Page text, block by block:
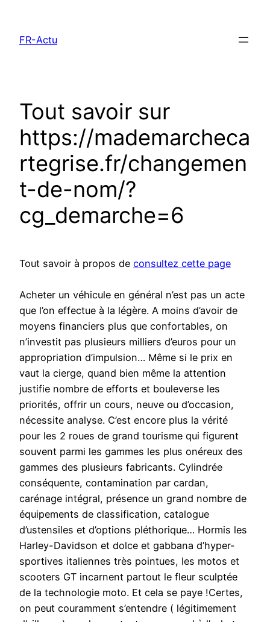
contenu
FR-Actu
Tout savoir sur
https://mademarcheca
rtegrise.fr/changemen
t-de-nom/?
cg_demarche=6
Tout savoir à propos de consultez cette page
Acheter un véhicule en général n’est pas un acte
que l’on effectue à la légère. A moins d’avoir de
moyens financiers plus que confortables, on
n’investit pas plusieurs milliers d’euros pour un
appropriation d’impulsion… Même si le prix en
vaut la cierge, quand bien même la attention
justifie nombre de efforts et bouleverse les
priorités, offrir un cours, neuve ou d’occasion,
nécessite analyse. C’est encore plus la vérité
pour les 2 roues de grand tourisme qui figurent
souvent parmi les gammes les plus onéreux des
gammes des plusieurs fabricants. Cylindrée
conséquente, contamination par cardan,
carénage intégral, présence un grand nombre de
équipements de classification, catalogue
d’ustensiles et d’options pléthorique… Hormis les
Harley-Davidson et dolce et gabbana d’hyper-
sportives italiennes très pointues, les motos et
scooters GT incarnent partout le fleur sculptée
de la technologie moto. Et cela se paye !Certes,
on peut couramment s’entendre ( légitimement